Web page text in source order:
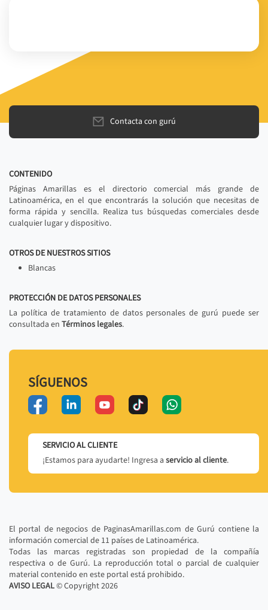
Contacta con gurú
CONTENIDO
Páginas Amarillas es el directorio comercial más grande de
Latinoamérica, en el que encontrarás la solución que necesitas de
forma rápida y sencilla. Realiza tus búsquedas comerciales desde
cualquier lugar y dispositivo.
OTROS DE NUESTROS SITIOS
Blancas
PROTECCIÓN DE DATOS PERSONALES
La política de tratamiento de datos personales de gurú puede ser
consultada en Términos legales.
SÍGUENOS
SERVICIO AL CLIENTE
¡Estamos para ayudarte! Ingresa a servicio al cliente.
El portal de negocios de PaginasAmarillas.com de Gurú contiene la
información comercial de 11 países de Latinoamérica.
Todas las marcas registradas son propiedad de la compañía
respectiva o de Gurú. La reproducción total o parcial de cualquier
material contenido en este portal está prohibido.
AVISO LEGAL© Copyright2026